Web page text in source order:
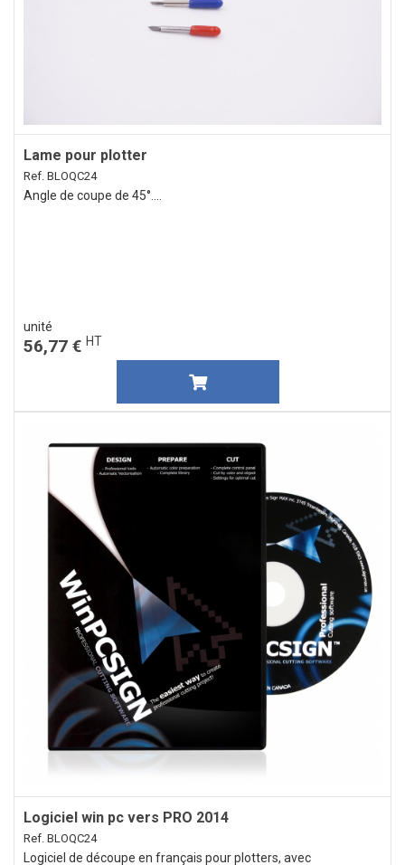
Lame pour plotter
Ref. BLOQC24
Angle de coupe de 45°....
unité
56,77 € HT
Logiciel win pc vers PRO 2014
Ref. BLOQC24
Logiciel de découpe en français pour plotters, avec